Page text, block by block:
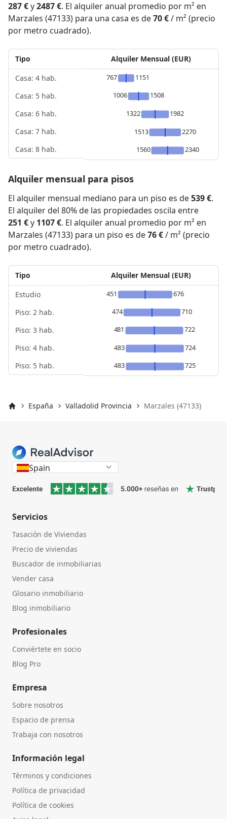
287 €y2487 €. El alquiler anual promedio por m² en
Marzales (47133) para una casa es de70 €/ m² (precio
por metro cuadrado).
Tipo
Casa: 4 hab.
Casa: 5 hab.
Casa: 6 hab.
Casa: 7 hab.
Casa: 8 hab.
Alquiler Mensual (EUR)
767
1151
1006
1508
1322
1982
1513
2270
1560
2340
Alquiler mensual para pisos
El alquiler mensual mediano para un piso es de539 €.
El alquiler del 80% de las propiedades oscila entre
251 €y 1107 €. El alquiler anual promedio por m² en
Marzales (47133) para un piso es de76 €/ m² (precio
por metro cuadrado).
Tipo
Estudio
Piso: 2 hab.
Piso: 3 hab.
Piso: 4 hab.
Piso: 5 hab.
Alquiler Mensual (EUR)
451
676
474
710
481
722
483
724
483
725
España Valladolid Provincia Marzales (47133)
Spain
Servicios
Tasación de Viviendas
Precio de viviendas
Buscador de inmobiliarias
Vender casa
Glosario inmobiliario
Blog inmobiliario
Profesionales
Conviértete en socio
Blog Pro
Empresa
Sobre nosotros
Espacio de prensa
Trabaja con nosotros
Información legal
Términos y condiciones
Política de privacidad
Política de cookies